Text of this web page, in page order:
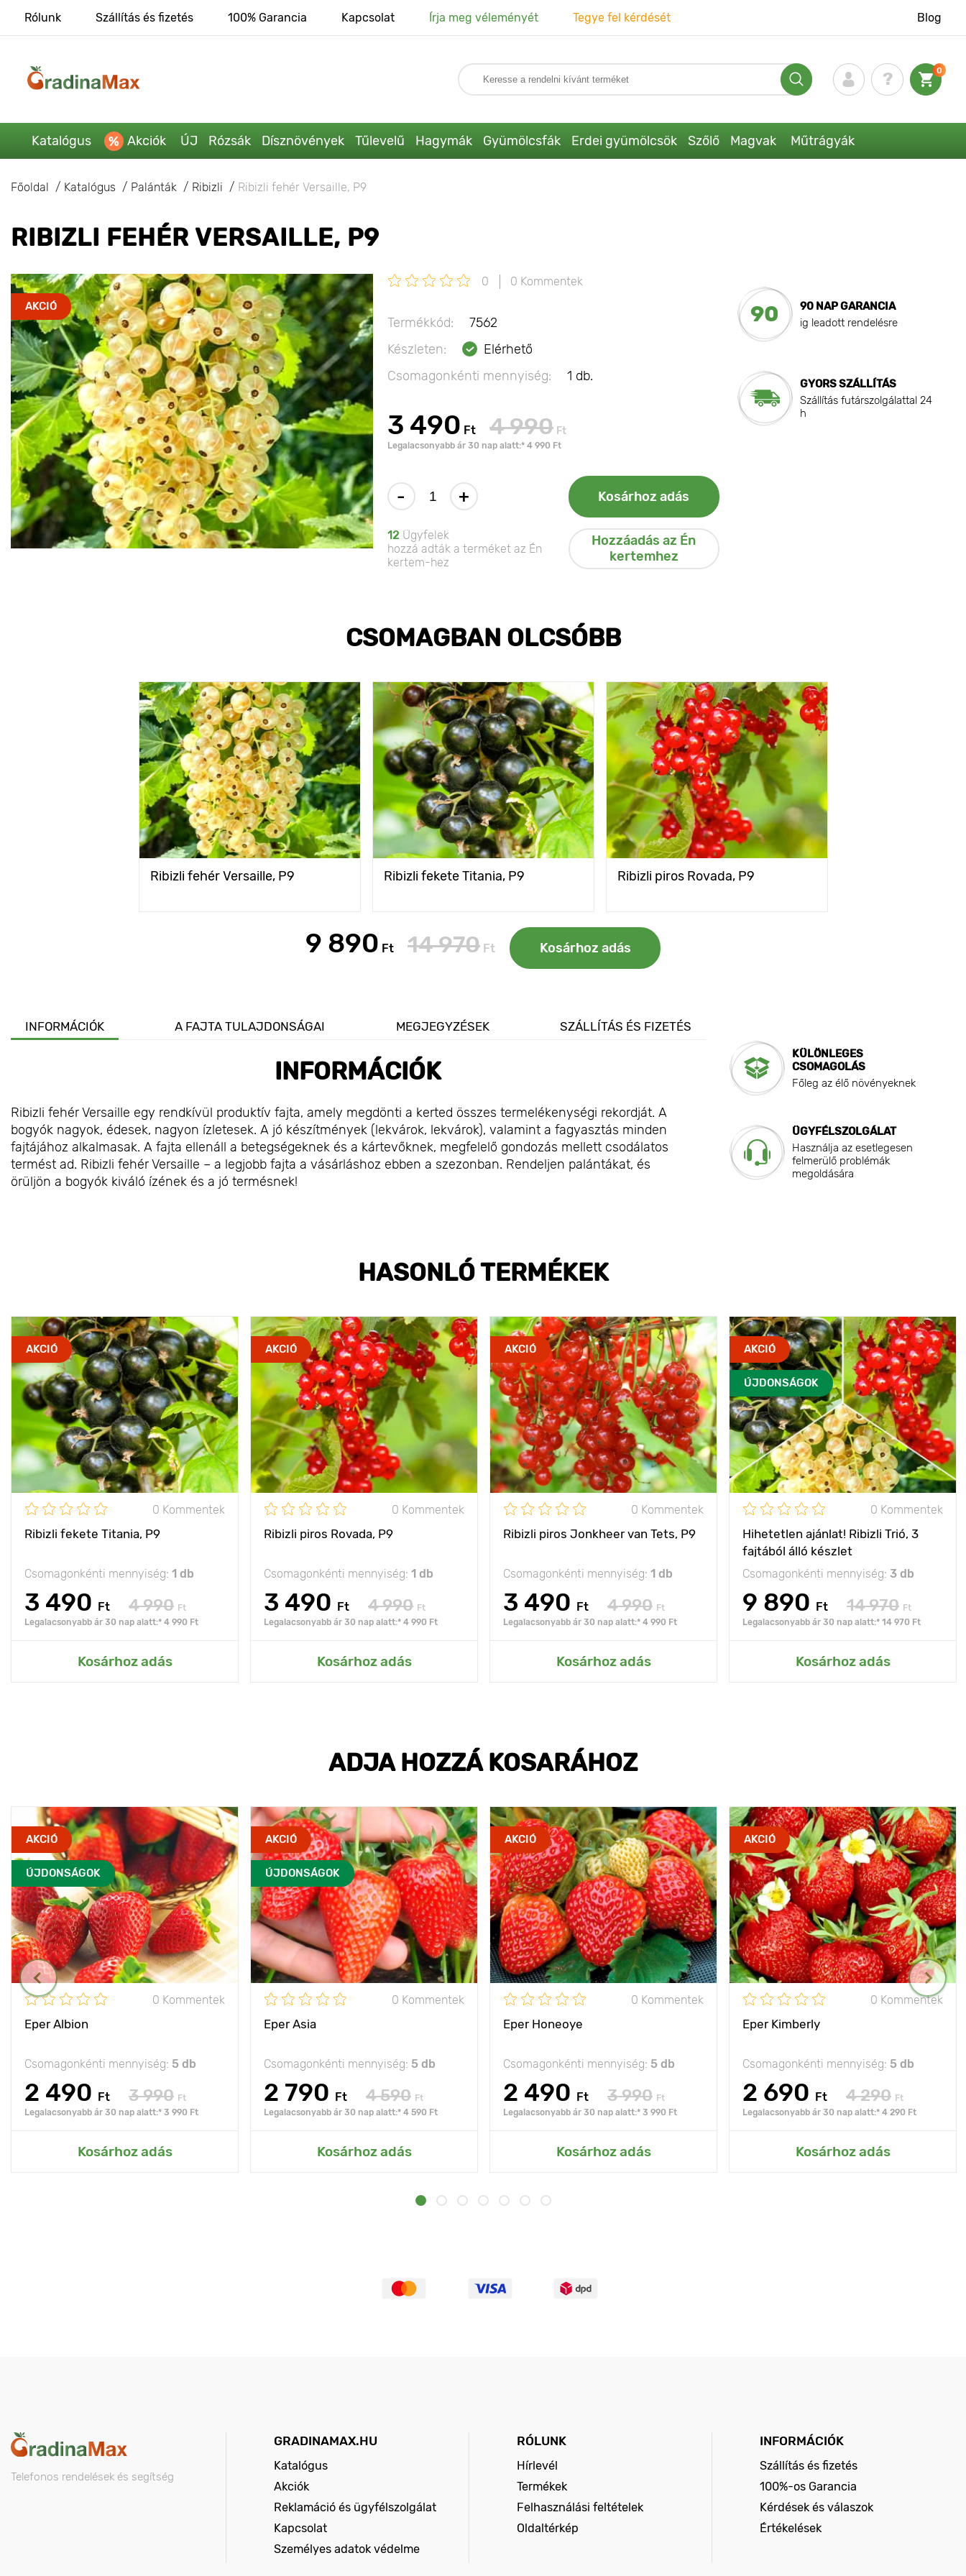
Rólunk Szállítás és fizetés 100% Garancia Kapcsolat Írja meg véleményét Tegye fel kérdését Blog
0
Katalógus Akciók ÚJ Rózsák Dísznövények Tűlevelű Hagymák Gyümölcsfák Erdei gyümölcsök Szőlő Magvak Műtrágyák
Főoldal Katalógus Palánták Ribizli Ribizli fehér Versaille, Р9
RIBIZLI FEHÉR VERSAILLE, Р9
AKCIÓ
0 0 Kommentek
Termékkód:
7562
Készleten:
Elérhető
Csomagonkénti mennyiség:
1 db.
3 490 Ft 4 990 Ft
Legalacsonyabb ár 30 nap alatt:* 4 990 Ft
- + Kosárhoz adás
12 Ügyfelek
hozzá adták a terméket az Én
kertem-hez
Hozzáadás az Én
kertemhez
90
90 NAP GARANCIA
ig leadott rendelésre
GYORS SZÁLLÍTÁS
Szállítás futárszolgálattal 24
h
CSOMAGBAN OLCSÓBB
Ribizli fehér Versaille, Р9 Ribizli fekete Titania, Р9 Ribizli piros Rovada, Р9
9 890 Ft 14 970 Ft Kosárhoz adás
INFORMÁCIÓK A FAJTA TULAJDONSÁGAI MEGJEGYZÉSEK SZÁLLÍTÁS ÉS FIZETÉS
INFORMÁCIÓK
Ribizli fehér Versaille egy rendkívül produktív fajta, amely megdönti a kerted összes termelékenységi rekordját. A
bogyók nagyok, édesek, nagyon ízletesek. A jó készítmények (lekvárok, lekvárok), valamint a fagyasztás minden
fajtájához alkalmasak. A fajta ellenáll a betegségeknek és a kártevőknek, megfelelő gondozás mellett csodálatos
termést ad. Ribizli fehér Versaille – a legjobb fajta a vásárláshoz ebben a szezonban. Rendeljen palántákat, és
örüljön a bogyók kiváló ízének és a jó termésnek!
KÜLÖNLEGES
CSOMAGOLÁS
Főleg az élő növényeknek
ÜGYFÉLSZOLGÁLAT
Használja az esetlegesen
felmerülő problémák
megoldására
HASONLÓ TERMÉKEK
AKCIÓ
0 Kommentek
Ribizli fekete Titania, Р9
Csomagonkénti mennyiség: 1 db
3 490 Ft 4 990 Ft
Legalacsonyabb ár 30 nap alatt:* 4 990 Ft
Kosárhoz adás
AKCIÓ
0 Kommentek
Ribizli piros Rovada, Р9
Csomagonkénti mennyiség: 1 db
3 490 Ft 4 990 Ft
Legalacsonyabb ár 30 nap alatt:* 4 990 Ft
Kosárhoz adás
AKCIÓ
0 Kommentek
Ribizli piros Jonkheer van Tets, Р9
Csomagonkénti mennyiség: 1 db
3 490 Ft 4 990 Ft
Legalacsonyabb ár 30 nap alatt:* 4 990 Ft
Kosárhoz adás
AKCIÓ
ÚJDONSÁGOK
0 Kommentek
Hihetetlen ajánlat! Ribizli Trió, 3
fajtából álló készlet
Csomagonkénti mennyiség: 3 db
9 890 Ft 14 970 Ft
Legalacsonyabb ár 30 nap alatt:* 14 970 Ft
Kosárhoz adás
ADJA HOZZÁ KOSARÁHOZ
AKCIÓ
ÚJDONSÁGOK
0 Kommentek
Eper Albion
Csomagonkénti mennyiség: 5 db
2 490 Ft 3 990 Ft
Legalacsonyabb ár 30 nap alatt:* 3 990 Ft
Kosárhoz adás
AKCIÓ
ÚJDONSÁGOK
0 Kommentek
Eper Asia
Csomagonkénti mennyiség: 5 db
2 790 Ft 4 590 Ft
Legalacsonyabb ár 30 nap alatt:* 4 590 Ft
Kosárhoz adás
AKCIÓ
0 Kommentek
Eper Honeoye
Csomagonkénti mennyiség: 5 db
2 490 Ft 3 990 Ft
Legalacsonyabb ár 30 nap alatt:* 3 990 Ft
Kosárhoz adás
AKCIÓ
0 Kommentek
Eper Kimberly
Csomagonkénti mennyiség: 5 db
2 690 Ft 4 290 Ft
Legalacsonyabb ár 30 nap alatt:* 4 290 Ft
Kosárhoz adás
Telefonos rendelések és segítség
GRADINAMAX.HU
Katalógus
Akciók
Reklamáció és ügyfélszolgálat
Kapcsolat
Személyes adatok védelme
RÓLUNK
Hírlevél
Termékek
Felhasználási feltételek
Oldaltérkép
INFORMÁCIÓK
Szállítás és fizetés
100%-os Garancia
Kérdések és válaszok
Értékelések